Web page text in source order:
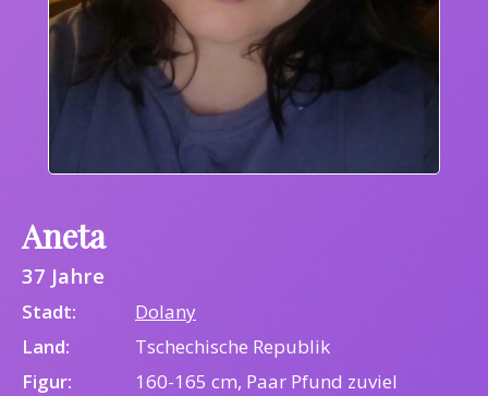
Aneta
37 Jahre
Stadt:
Dolany
Land:
Tschechische Republik
Figur:
160-165 cm, Paar Pfund zuviel